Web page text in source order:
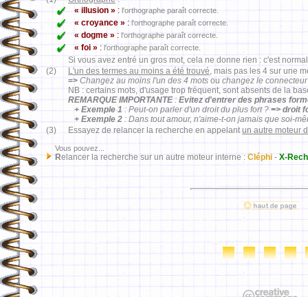
« illusion » : l'orthographe paraît correcte.
« croyance » : l'orthographe paraît correcte.
« dogme » : l'orthographe paraît correcte.
« foi » : l'orthographe paraît correcte.
Si vous avez entré un gros mot, cela ne donne rien : c'est
(2)
L'un des termes au moins a été trouvé, mais pas les 4 sur une
=> Changez au moins l'un des 4 mots ou changez le
NB : certains mots, d'usage trop fréquent, sont absents de la
REMARQUE IMPORTANTE: Evitez d'entrer des phrases
+ Exemple 1 : Peut-on parler d'un droit du plus fort ?=> droit
+ Exemple 2 : Dans tout amour, n'aime-t-on jamais que soi-
(3)
Essayez de relancer la recherche en appelantun autre moteur
Vous pouvez...
Relancer la recherche sur un autre moteur interne : Cléphi - X-